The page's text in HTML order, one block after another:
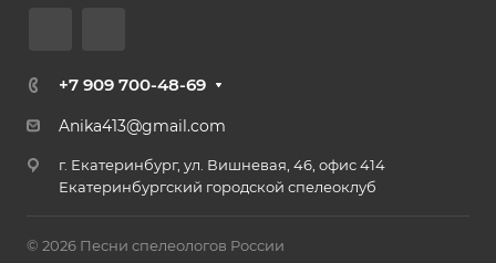
+7 909 700-48-69
Anika413@gmail.com
г. Екатеринбург, ул. Вишневая, 46, офис 414
Екатеринбургский городской спелеоклуб
© 2026 Песни спелеологов России